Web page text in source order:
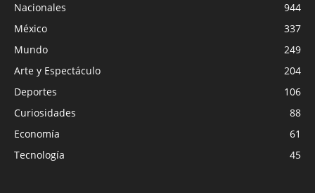
Nacionales
944
México
337
Mundo
249
Arte y Espectáculo
204
Deportes
106
Curiosidades
88
Economía
61
Tecnología
45